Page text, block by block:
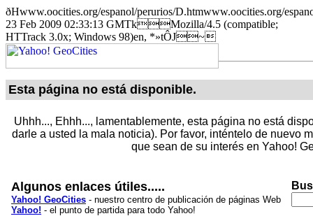
ðHwww.oocities.org/espanol/perurios/
23 Feb 2009 02:33:13 GMTkMozilla/4.5 (compatible;
HTTrack 3.0x; Windows 98)en, *»tÔJ~
Esta página no está disponible.
Uhhh..., Ehhh..., lamentablemente, esta página no está
darle a usted la mala noticia). Por favor, inténtelo de nuevo
que sean de su interés en Yahoo!
Algunos enlaces útiles.....
Yahoo! GeoCities - nuestro centro de publicación de páginas Web
Yahoo! - el punto de partida para todo Yahoo!